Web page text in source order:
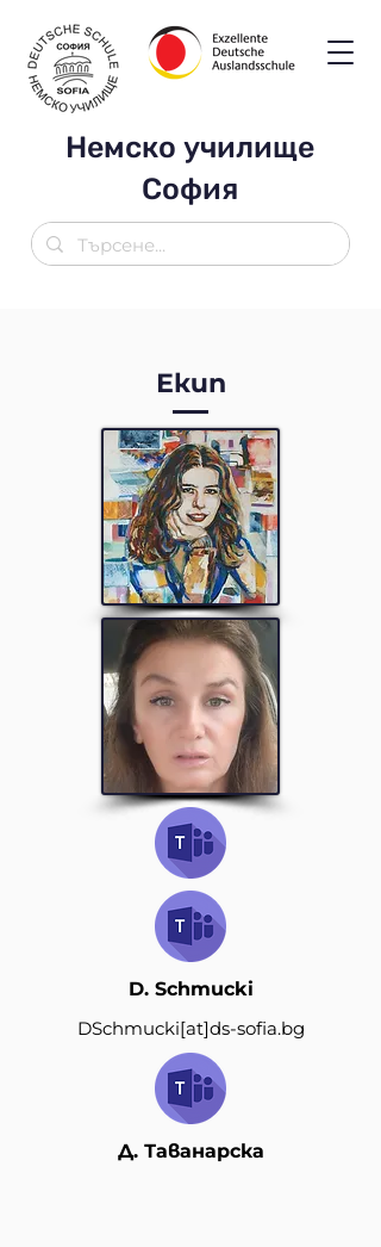
Немско училище
София
Екип
D. Schmucki
DSchmucki[at]ds-sofia.bg
Д. Таванарска